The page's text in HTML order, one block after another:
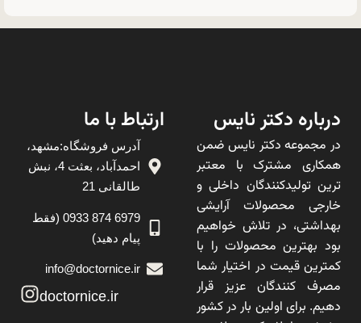
درباره دکتر نایس
در مجموعه دکتر نایس ضمن
همکاری مشترک با معتبر
ترین تولیدکنندگان داخلی و
خارجی محصولات آرایشی
بهداشتی، در تلاش خواهیم
بود بهترین محصولات را با
کمترین قیمت در اختیار شما
مصرف کنندگان عزیز قرار
دهیم. برای اولین بار در کشور
ارتباط با ما
آدرس فروشگاه:مشهد،
احمدآباد، بعثت 4، نبش
طالقانی 21
6979 874 0933 (فقط
پیام دهید)
info@doctornice.ir
doctornice.ir